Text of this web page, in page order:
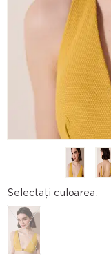
Selectați culoarea: